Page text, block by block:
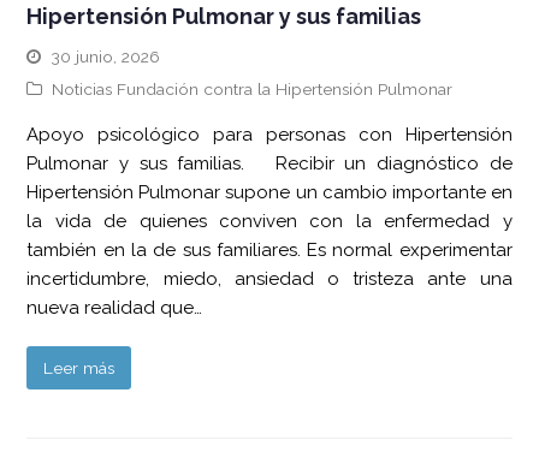
Hipertensión Pulmonar y sus familias
30 junio, 2026
Noticias Fundación contra la Hipertensión Pulmonar
Apoyo psicológico para personas con Hipertensión
Pulmonar y sus familias. Recibir un diagnóstico de
Hipertensión Pulmonar supone un cambio importante en
la vida de quienes conviven con la enfermedad y
también en la de sus familiares. Es normal experimentar
incertidumbre, miedo, ansiedad o tristeza ante una
nueva realidad que…
Leer más